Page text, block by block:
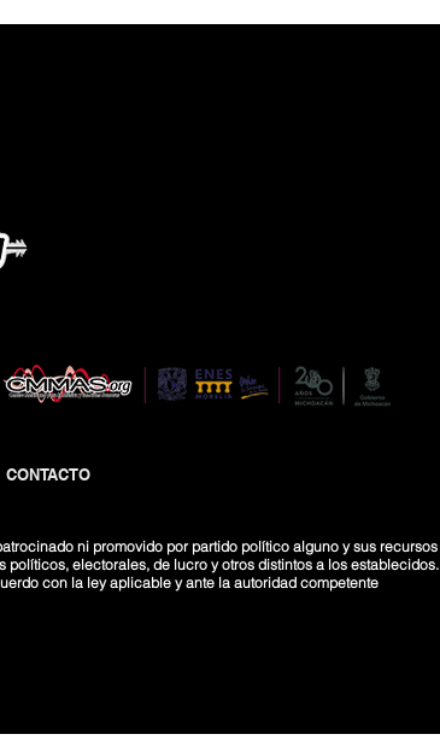
CONTACTO
ni promovido por partido político alguno y sus recursos
electorales, de lucro y otros distintos a los establecidos.
con la ley aplicable y ante la autoridad competente